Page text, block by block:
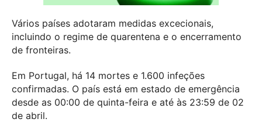
Vários países adotaram medidas excecionais,
incluindo o regime de quarentena e o encerramento
de fronteiras.
Em Portugal, há 14 mortes e 1.600 infeções
confirmadas. O país está em estado de emergência
desde as 00:00 de quinta-feira e até às 23:59 de 02
de abril.